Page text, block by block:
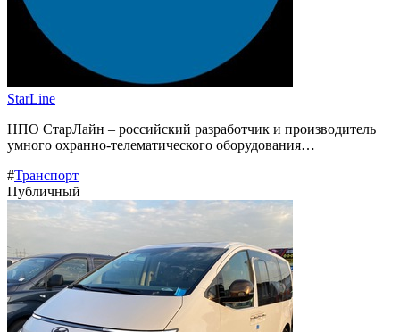
StarLine
НПО СтарЛайн – российский разработчик и производитель
умного охранно-телематического оборудования…
#Транспорт
Публичный